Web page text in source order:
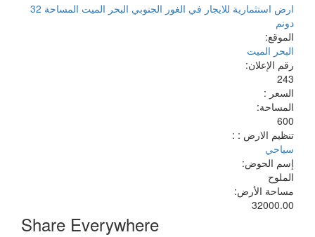
ارض استثمارية للايجار في الغور الجنوبي البحر الميت المساحة 32
دونم
الموقع:
البحر الميت
رقم الإعلان:
243
السعر :
المساحة:
600
تنظيم الارض : :
سياحي
إسم الحوض:
الملوح
مساحة الأرض:
32000.00
Share Everywhere